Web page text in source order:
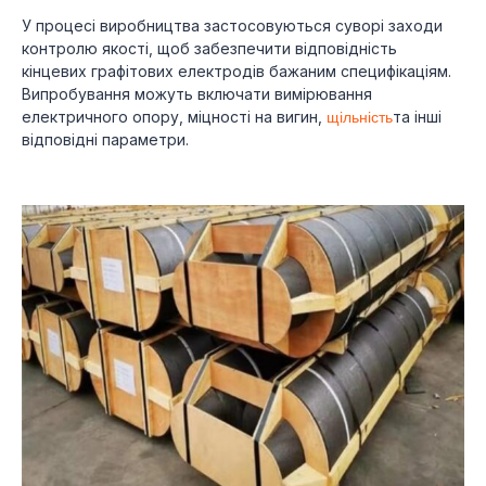
У процесі виробництва застосовуються суворі заходи
контролю якості, щоб забезпечити відповідність
кінцевих графітових електродів бажаним специфікаціям.
Випробування можуть включати вимірювання
електричного опору, міцності на вигин, щільністьта інші
відповідні параметри.